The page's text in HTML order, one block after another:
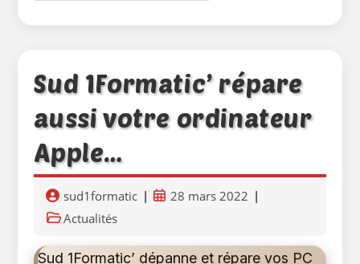
Et
Sud 1Formatic’ répare
aussi votre ordinateur
Apple…
Auteur/autrice
de
la
publication :
sud1formatic
Publication
28 mars 2022
PostActualités
Sud 1Formatic’ dépanne et répare vos PC